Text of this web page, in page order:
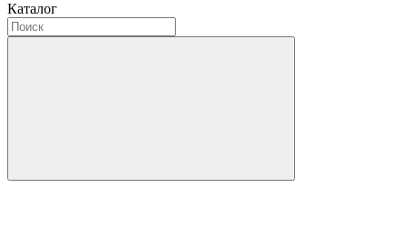
Каталог